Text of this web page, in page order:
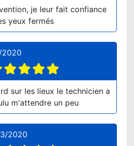
je leur fait confiance
yeux fermés
sur les lieux le technicien a
m'attendre un peu
2020